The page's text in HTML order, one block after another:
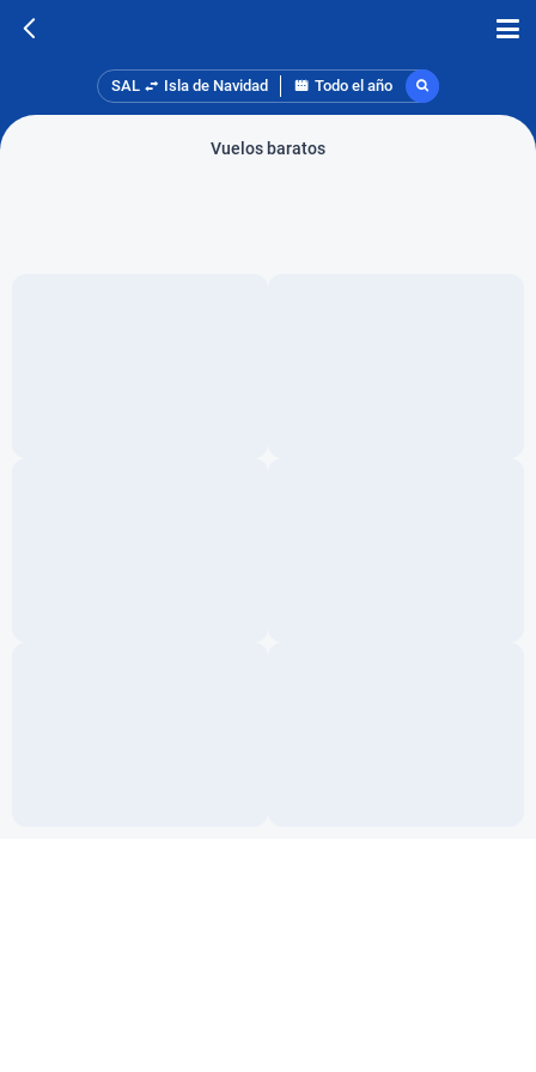
SAL Isla de Navidad Todo el año
Vuelos baratos